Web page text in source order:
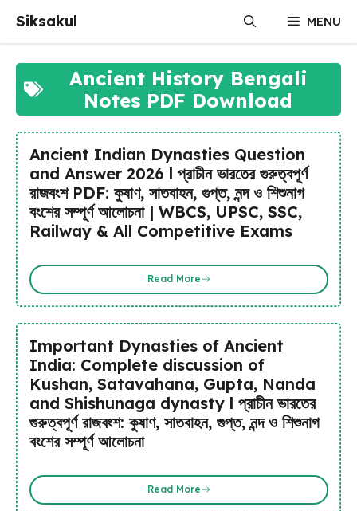
content
Siksakul MENU
Ancient History Bengali
Notes PDF Download
Ancient Indian Dynasties Question
and Answer 2026 l প্রাচীন ভারতের গুরুত্বপূর্ণ
রাজবংশ PDF: কুষাণ, সাতবাহন, গুপ্ত, নন্দ ও শিশুনাগ
বংশের সম্পূর্ণ আলোচনা | WBCS, UPSC, SSC,
Railway & All Competitive Exams
Read More
Important Dynasties of Ancient
India: Complete discussion of
Kushan, Satavahana, Gupta, Nanda
and Shishunaga dynasty l প্রাচীন ভারতের
গুরুত্বপূর্ণ রাজবংশ: কুষাণ, সাতবাহন, গুপ্ত, নন্দ ও শিশুনাগ
বংশের সম্পূর্ণ আলোচনা
Read More